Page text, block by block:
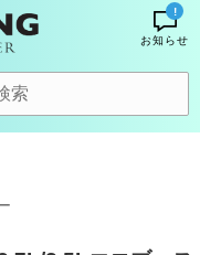
!
お知らせ